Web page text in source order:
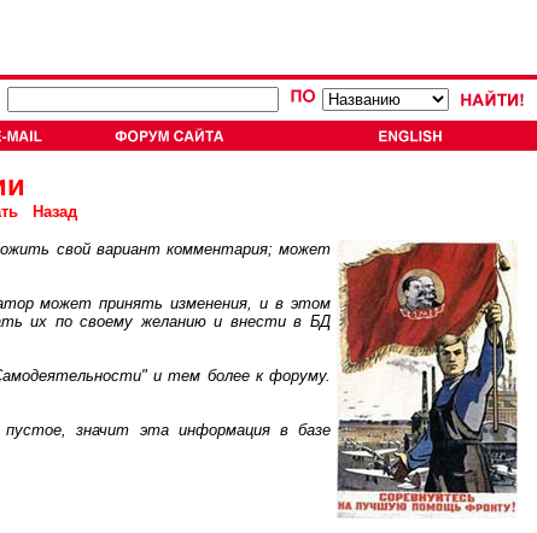
Назад
свой вариант комментария; может
может принять изменения, и в этом
их по своему желанию и внести в БД
и тем более к форуму.
значит эта информация в базе